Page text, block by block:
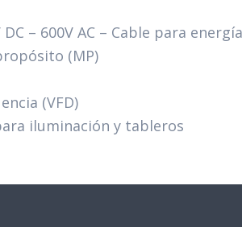
DC – 600V AC – Cable para
(MP)
(VFD)
iluminación y tableros